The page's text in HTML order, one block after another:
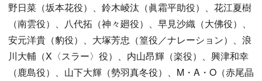
野日菜（坂本花役）、鈴木崚汰（眞霜平助役）、花江夏樹
（南雲役）、八代拓（神々廻役）、早見沙織（大佛役）、
安元洋貴（豹役）、大塚芳忠（篁役／ナレーション）、浪
川大輔（X〈スラー〉役）、内山昂輝（楽役）、興津和幸
（鹿島役）、山下大輝（勢羽真冬役）、M・A・O（赤尾晶